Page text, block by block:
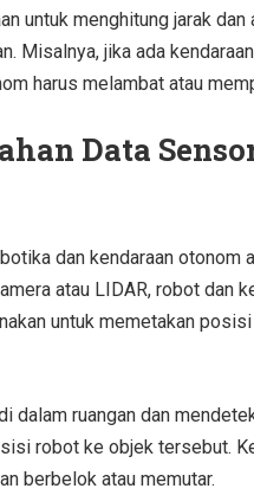
untuk menghitung jarak
Misalnya, jika ada
harus melambat atau
Data
dan kendaraan otonom
atau LIDAR, robot dan
untuk memetakan
dalam ruangan dan
robot ke objek tersebut.
berbelok atau memutar.